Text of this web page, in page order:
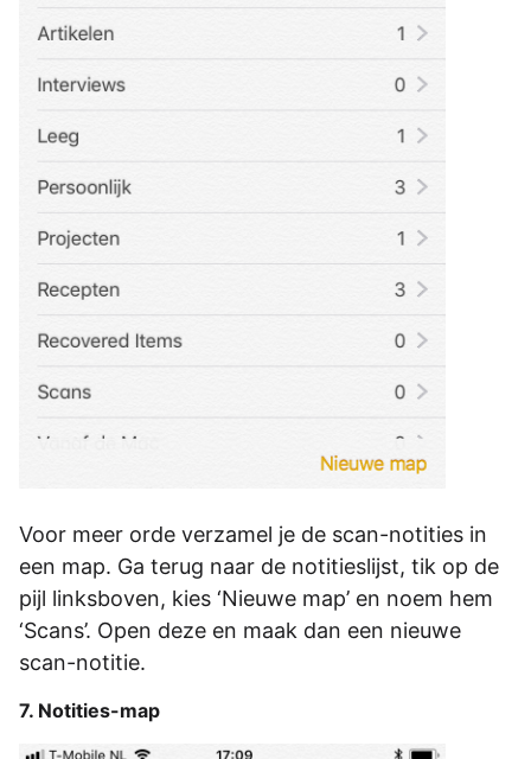
Voor meer orde verzamel je de scan-notities in
een map. Ga terug naar de notitieslijst, tik op de
pijl linksboven, kies ‘Nieuwe map’ en noem hem
‘Scans’. Open deze en maak dan een nieuwe
scan-notitie.
7. Notities-map